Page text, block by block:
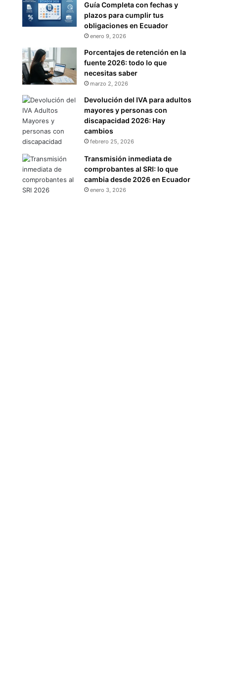
Guía Completa con fechas y
plazos para cumplir tus
obligaciones en Ecuador
enero 9, 2026
Porcentajes de retención en la
fuente 2026: todo lo que
necesitas saber
marzo 2, 2026
Devolución del IVA para adultos
mayores y personas con
discapacidad 2026: Hay
cambios
febrero 25, 2026
Transmisión inmediata de
comprobantes al SRI: lo que
cambia desde 2026 en Ecuador
enero 3, 2026